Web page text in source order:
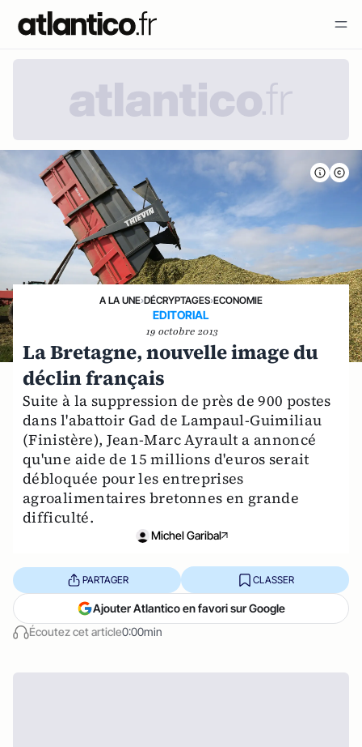
A LA UNE›DÉCRYPTAGES›ECONOMIE
EDITORIAL
19 octobre 2013
La Bretagne, nouvelle image du
déclin français
Suite à la suppression de près de 900 postes
dans l'abattoir Gad de Lampaul-Guimiliau
(Finistère), Jean-Marc Ayrault a annoncé
qu'une aide de 15 millions d'euros serait
débloquée pour les entreprises
agroalimentaires bretonnes en grande
difficulté.
Michel Garibal
Écoutez cet article0:00min
PARTAGER CLASSER
Ajouter Atlantico en favori sur Google